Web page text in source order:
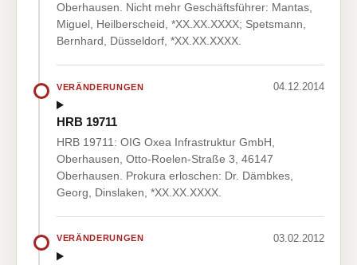
Oberhausen. Nicht mehr Geschäftsführer: Mantas,
Miguel, Heilberscheid, *XX.XX.XXXX; Spetsmann,
Bernhard, Düsseldorf, *XX.XX.XXXX.
VERÄNDERUNGEN 04.12.2014
HRB 19711
HRB 19711: OIG Oxea Infrastruktur GmbH,
Oberhausen, Otto-Roelen-Straße 3, 46147
Oberhausen. Prokura erloschen: Dr. Dämbkes,
Georg, Dinslaken, *XX.XX.XXXX.
VERÄNDERUNGEN 03.02.2012